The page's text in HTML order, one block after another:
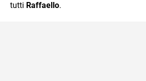
tutti Raffaello.